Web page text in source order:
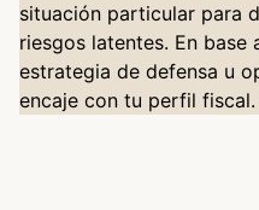
situación particular para
riesgos latentes. En base
estrategia de defensa u
encaje con tu perfil fiscal.